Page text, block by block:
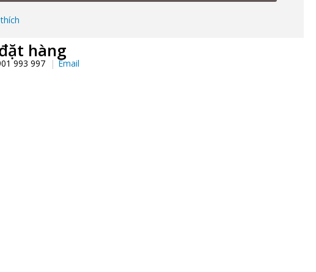
hàng
993 997 Email